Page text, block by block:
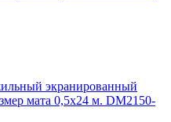
экранированный
мата 0,5х24 м. DM2150-